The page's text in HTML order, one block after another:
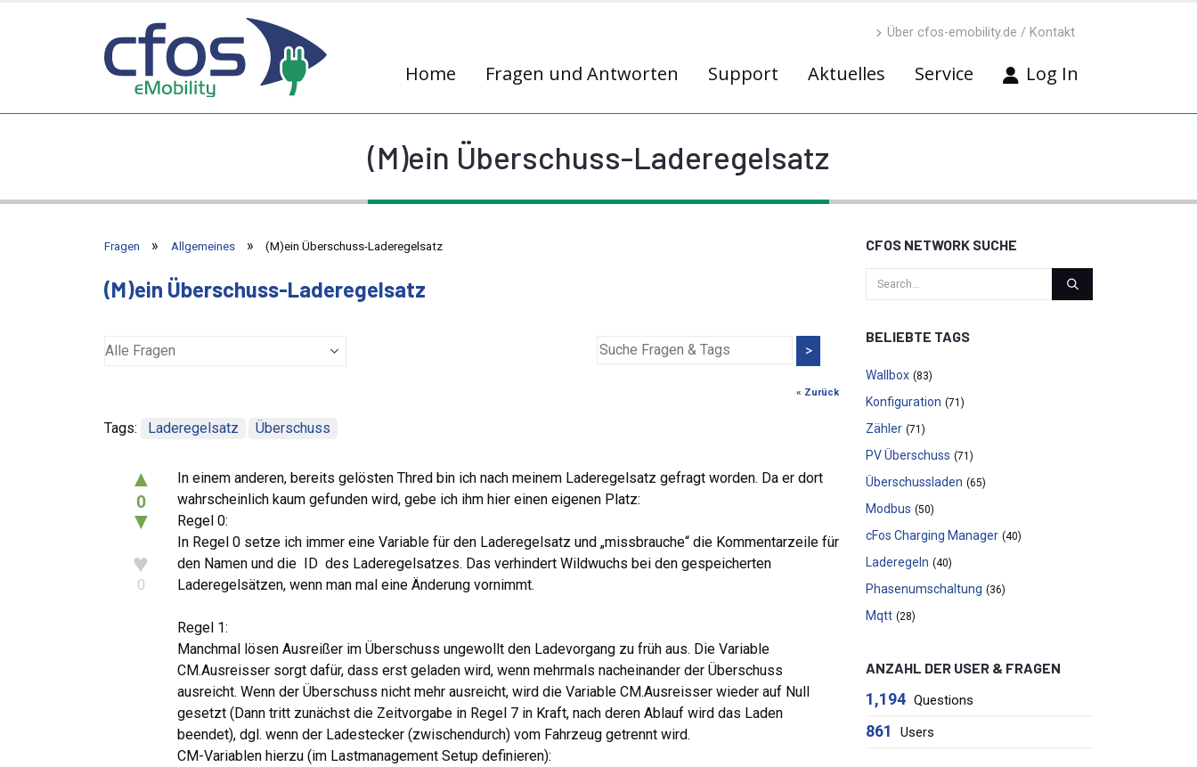
Über cfos-emobility.de / Kontakt
Home Fragen und Antworten Support Aktuelles Service Log In
(M)ein Überschuss-Laderegelsatz
Fragen Allgemeines (M)ein Überschuss-Laderegelsatz
(M)ein Überschuss-Laderegelsatz
>
« Zurück
Tags: Laderegelsatz Überschuss
▲
0
▼
♥
0
In einem anderen, bereits gelösten Thred bin ich nach meinem Laderegelsatz gefragt worden. Da er dort
wahrscheinlich kaum gefunden wird, gebe ich ihm hier einen eigenen Platz:
Regel 0:
In Regel 0 setze ich immer eine Variable für den Laderegelsatz und „missbrauche“ die Kommentarzeile für
den Namen und die ID des Laderegelsatzes. Das verhindert Wildwuchs bei den gespeicherten
Laderegelsätzen, wenn man mal eine Änderung vornimmt.
Regel 1:
Manchmal lösen Ausreißer im Überschuss ungewollt den Ladevorgang zu früh aus. Die Variable
CM.Ausreisser sorgt dafür, dass erst geladen wird, wenn mehrmals nacheinander der Überschuss
ausreicht. Wenn der Überschuss nicht mehr ausreicht, wird die Variable CM.Ausreisser wieder auf Null
gesetzt (Dann tritt zunächst die Zeitvorgabe in Regel 7 in Kraft, nach deren Ablauf wird das Laden
beendet), dgl. wenn der Ladestecker (zwischendurch) vom Fahrzeug getrennt wird.
CM-Variablen hierzu (im Lastmanagement Setup definieren):
CFOS NETWORK SUCHE
BELIEBTE TAGS
Wallbox (83)
Konfiguration (71)
Zähler (71)
PV Überschuss (71)
Überschussladen (65)
Modbus (50)
cFos Charging Manager (40)
Laderegeln (40)
Phasenumschaltung (36)
Mqtt (28)
ANZAHL DER USER & FRAGEN
1,194 Questions
861 Users